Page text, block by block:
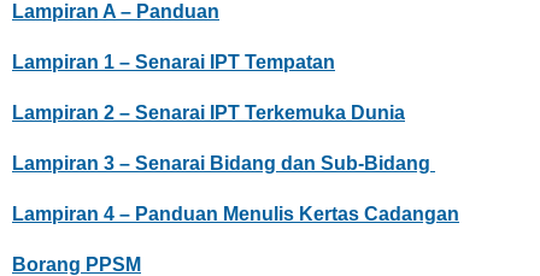
Lampiran A – Panduan
Lampiran 1 – Senarai IPT Tempatan
Lampiran 2 – Senarai IPT Terkemuka Dunia
Lampiran 3 – Senarai Bidang dan Sub-Bidang
Lampiran 4 – Panduan Menulis Kertas Cadangan
Borang PPSM